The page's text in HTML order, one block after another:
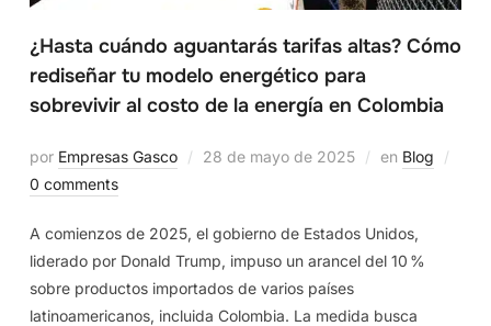
¿Hasta cuándo aguantarás tarifas altas? Cómo
rediseñar tu modelo energético para
sobrevivir al costo de la energía en Colombia
por Empresas Gasco 28 de mayo de 2025 en Blog
0 comments
A comienzos de 2025, el gobierno de Estados Unidos,
liderado por Donald Trump, impuso un arancel del 10 %
sobre productos importados de varios países
latinoamericanos, incluida Colombia. La medida busca